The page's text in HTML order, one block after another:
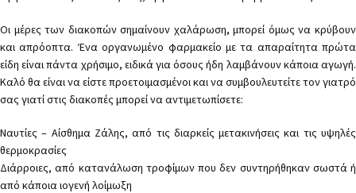
Οι μέρες των διακοπών σημαίνουν χαλάρωση, μπορεί όμως να κρύβουν
και απρόοπτα. Ένα οργανωμένο φαρμακείο με τα απαραίτητα πρώτα
είδη είναι πάντα χρήσιμο, ειδικά για όσους ήδη λαμβάνουν κάποια αγωγή.
Καλό θα είναι να είστε προετοιμασμένοι και να συμβουλευτείτε τον γιατρό
σας γιατί στις διακοπές μπορεί να αντιμετωπίσετε:
Ναυτίες – Αίσθημα Ζάλης, από τις διαρκείς μετακινήσεις και τις υψηλές
θερμοκρασίες
Διάρροιες, από κατανάλωση τροφίμων που δεν συντηρήθηκαν σωστά ή
από κάποια ιογενή λοίμωξη